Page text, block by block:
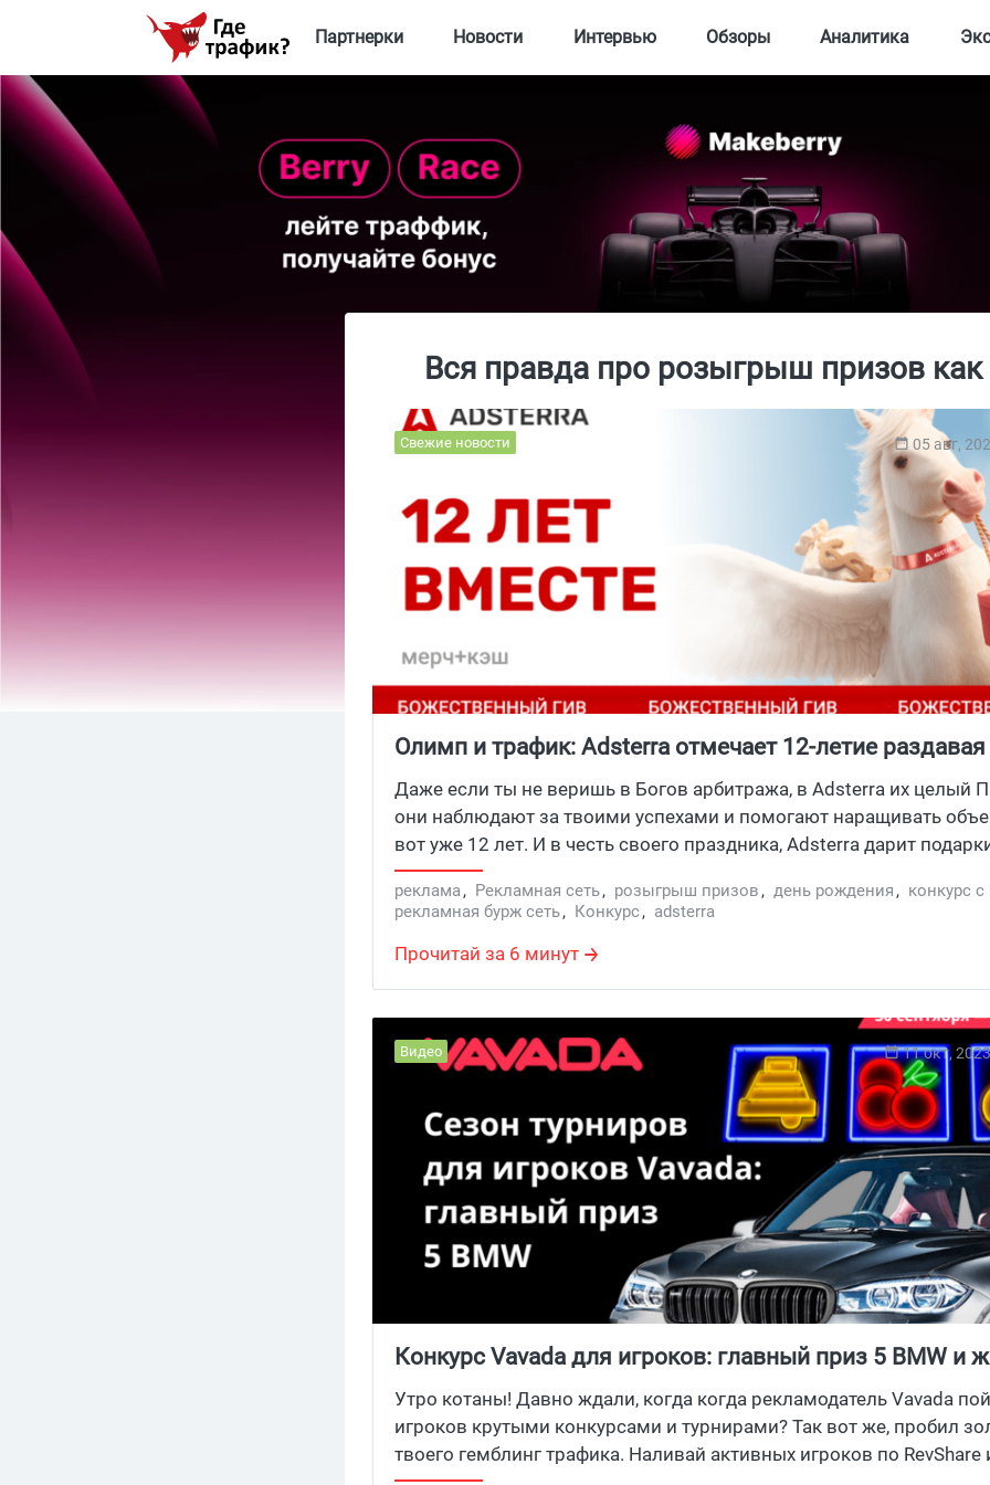
Партнерки Новости Интервью Обзоры Аналитика
Вся правда про розыгрыш призов как
Свежие новости 05 авг,
Олимп и трафик: Adsterra отмечает 12-летие
крутейший мерч своим партнерам
Даже если ты не веришь в Богов арбитража, в Adsterra их целый
они наблюдают за твоими успехами и помогают наращивать
вот уже 12 лет. И в честь своего праздника, Adsterra дарит
владельцам трафика и рекламодателям, кто успеет поучаствовать
розыгрыше до 15 августа! Заходи, расскажем как получить до
крутой мерч просто за то, что ты арбитражишь.
реклама, Рекламная сеть, розыгрыш призов, день рождения, конкурс
рекламная бурж сеть, Конкурс, adsterra
Прочитай за 6 минут
Видео 11 окт, 2023
Конкурс Vavada для игроков: главный приз 5 BMW и
— мотивация для твоего трафика
Утро котаны! Давно ждали, когда когда рекламодатель Vavada
игроков крутыми конкурсами и турнирами? Так вот же, пробил
твоего гемблинг трафика. Наливай активных игроков по RevShare